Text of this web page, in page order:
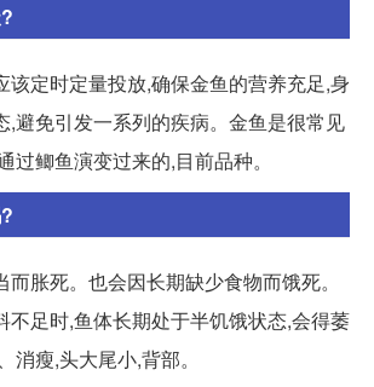
该定时定量投放,确保金鱼的营养充足,身
,避免引发一系列的疾病。金鱼是很常见
过鲫鱼演变过来的,目前品种。
胀死。也会因长期缺少食物而饿死。
不足时,鱼体长期处于半饥饿状态,会得萎
消瘦,头大尾小,背部。